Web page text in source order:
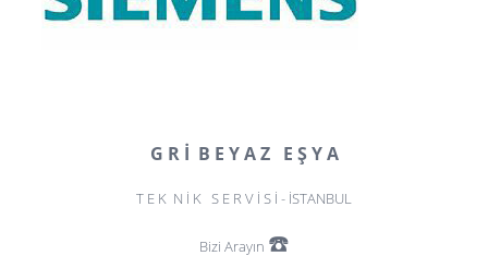
G R İ B E Y A Z E Ş Y A
T E K N İ K S E R V İ S İ - İSTANBUL
Bizi Arayın ☎️